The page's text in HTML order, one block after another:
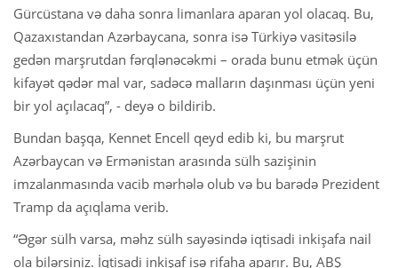
Gürcüstana və daha sonra limanlara aparan yol olacaq. Bu,
Qazaxıstandan Azərbaycana, sonra isə Türkiyə vasitəsilə
gedən marşrutdan fərqlənəcəkmi – orada bunu etmək üçün
kifayət qədər mal var, sadəcə malların daşınması üçün yeni
bir yol açılacaq”, - deyə o bildirib.
Bundan başqa, Kennet Encell qeyd edib ki, bu marşrut
Azərbaycan və Ermənistan arasında sülh sazişinin
imzalanmasında vacib mərhələ olub və bu barədə Prezident
Tramp da açıqlama verib.
“Əgər sülh varsa, məhz sülh sayəsində iqtisadi inkişafa nail
ola bilərsiniz. İqtisadi inkişaf isə rifaha aparır. Bu, ABŞ